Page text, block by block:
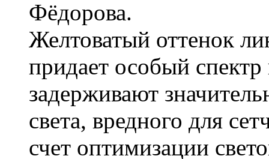
Фёдорова.
Желтоватый оттенок
придает особый
задерживают
света, вредного для
счет оптимизации